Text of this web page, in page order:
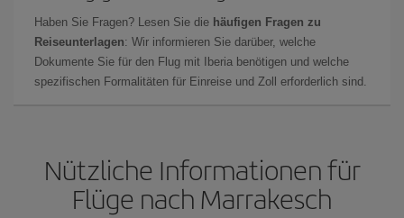
Haben Sie Fragen? Lesen Sie die häufigen Fragen zu
Reiseunterlagen: Wir informieren Sie darüber, welche
Dokumente Sie für den Flug mit Iberia benötigen und welche
spezifischen Formalitäten für Einreise und Zoll erforderlich sind.
Nützliche Informationen für
Flüge nach Marrakesch